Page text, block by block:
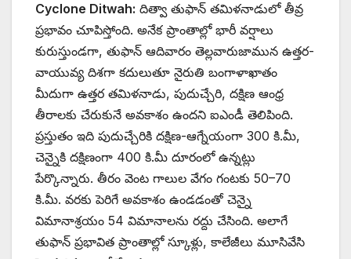
Cyclone Ditwah: దిత్వా తుఫాన్ తమిళనాడులో తీవ్ర
ప్రభావం చూపిస్తోంది. అనేక ప్రాంతాల్లో భారీ వర్షాలు
కురుస్తుండగా, తుఫాన్ ఆదివారం తెల్లవారుజామున ఉత్తర-
వాయువ్య దిశగా కదులుతూ నైరుతి బంగాళాఖాతం
మీదుగా ఉత్తర తమిళనాడు, పుదుచ్చేరి, దక్షిణ ఆంధ్ర
తీరాలకు చేరుకునే అవకాశం ఉందని ఐఎండీ తెలిపింది.
ప్రస్తుతం ఇది పుదుచ్చేరికి దక్షిణ-ఆగ్నేయంగా 300 కి.మీ,
చెన్నైకి దక్షిణంగా 400 కి.మీ దూరంలో ఉన్నట్లు
పేర్కొన్నారు. తీరం వెంట గాలుల వేగం గంటకు 50–70
కి.మీ. వరకు పెరిగే అవకాశం ఉండడంతో చెన్నై
విమానాశ్రయం 54 విమానాలను రద్దు చేసింది. అలాగే
తుఫాన్ ప్రభావిత ప్రాంతాల్లో స్కూళ్లు, కాలేజీలు మూసివేసి